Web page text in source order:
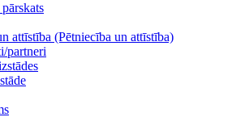
attīstība (Pētniecība un attīstība)
partneri